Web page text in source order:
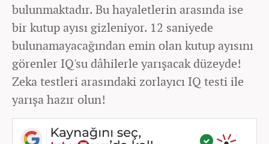
bulunmaktadır. Bu hayaletlerin arasında ise
bir kutup ayısı gizleniyor. 12 saniyede
bulunamayacağından emin olan kutup ayısını
görenler IQ'su dâhilerle yarışacak düzeyde!
Zeka testleri arasındaki zorlayıcı IQ testi ile
yarışa hazır olun!